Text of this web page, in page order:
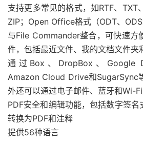
支持更多常见的格式，如RTF、TXT
ZIP；Open Office格式（ODT、ODS
与File Commander整合，可快速方
件，包括最近文件、我的文档文件夹
通过Box、DropBox、Google
Amazon Cloud Drive和SugarSync
外还可以通过电子邮件、蓝牙和Wi-
PDF安全和编辑功能，包括数字签
转换为PDF和注释
提供56种语言